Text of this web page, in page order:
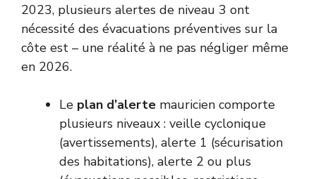
2023, plusieurs alertes de niveau 3 ont
nécessité des évacuations préventives sur la
côte est – une réalité à ne pas négliger même
en 2026.
Le plan d’alerte mauricien comporte
plusieurs niveaux : veille cyclonique
(avertissements), alerte 1 (sécurisation
des habitations), alerte 2 ou plus